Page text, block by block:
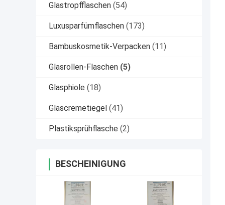
Glastropfflaschen (54)
Luxusparfümflaschen (173)
Bambuskosmetik-Verpacken (11)
Glasrollen-Flaschen (5)
Glasphiole (18)
Glascremetiegel (41)
Plastiksprühflasche (2)
BESCHEINIGUNG